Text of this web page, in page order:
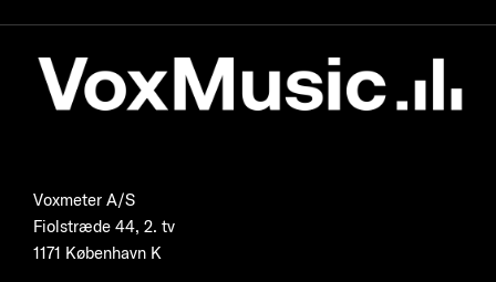
Voxmeter A/S
Fiolstræde 44, 2. tv
1171 København K